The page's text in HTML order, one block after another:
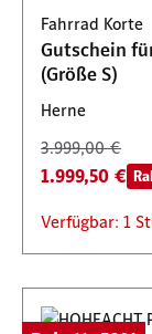
Fahrrad Korte
Gutschein
(Größe S)
Herne
3.999,00 €
1.999,50 €
Verfügbar: 1